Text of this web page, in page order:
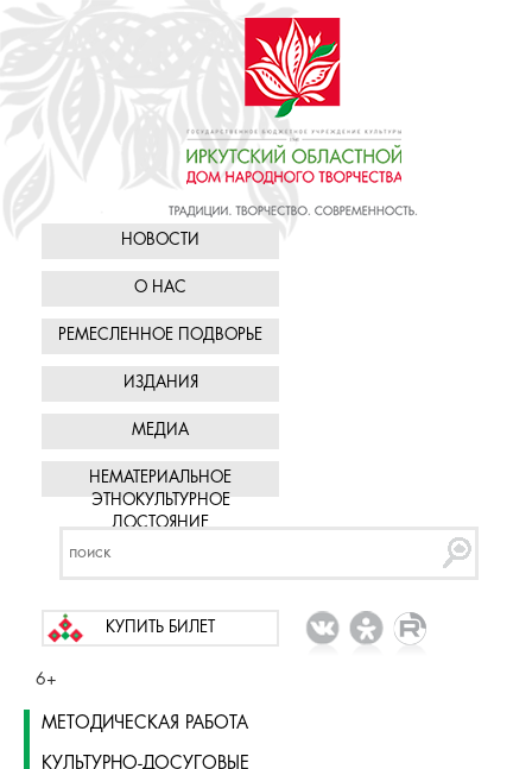
НОВОСТИ
О НАС
РЕМЕСЛЕННОЕ ПОДВОРЬЕ
ИЗДАНИЯ
МЕДИА
НЕМАТЕРИАЛЬНОЕ
ЭТНОКУЛЬТУРНОЕ
ДОСТОЯНИЕ
КУПИТЬ БИЛЕТ
6+
МЕТОДИЧЕСКАЯ РАБОТА
КУЛЬТУРНО-ДОСУГОВЫЕ